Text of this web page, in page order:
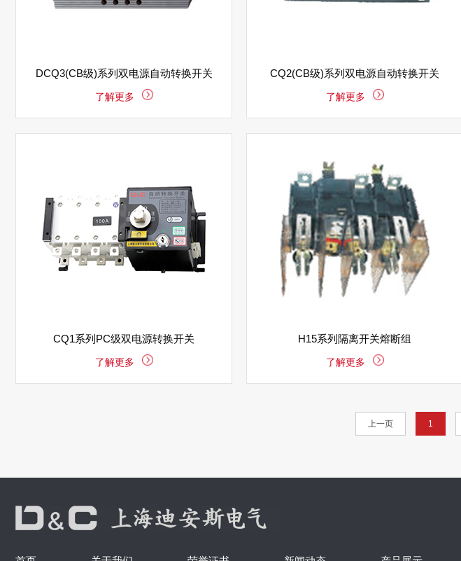
DCQ3(CB级)系列双电源自动转换开关
了解更多
CQ2(CB级)系列双电源自动转换开关
了解更多
CQ1系列PC级双电源转换开关
了解更多
H15系列隔离开关熔断组
了解更多
上一页 1